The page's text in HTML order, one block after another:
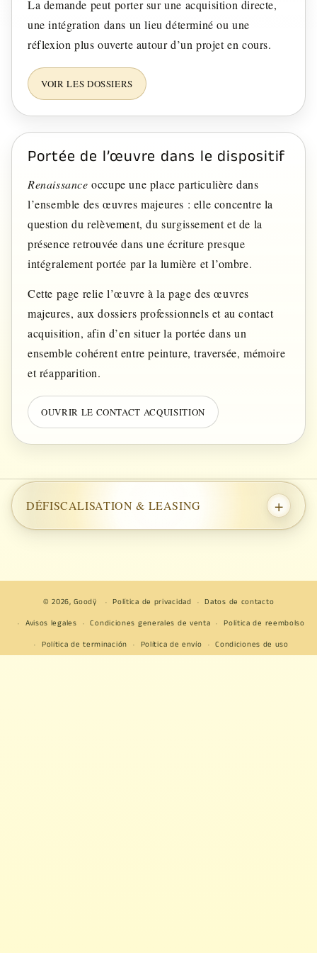
La demande peut porter sur une acquisition directe,
une intégration dans un lieu déterminé ou une
réflexion plus ouverte autour d’un projet en cours.
VOIR LES DOSSIERS
Portée de l’œuvre dans le dispositif
Renaissance occupe une place particulière dans
l’ensemble des œuvres majeures : elle concentre la
question du relèvement, du surgissement et de la
présence retrouvée dans une écriture presque
intégralement portée par la lumière et l’ombre.
Cette page relie l’œuvre à la page des œuvres
majeures, aux dossiers professionnels et au contact
acquisition, afin d’en situer la portée dans un
ensemble cohérent entre peinture, traversée, mémoire
et réapparition.
OUVRIR LE CONTACT ACQUISITION
DÉFISCALISATION & LEASING +
© 2026,Goodÿ Política de privacidad
Datos de contacto
Avisos legales
Condiciones generales de venta
Política de reembolso
Política de terminación
Política de envío Condiciones de uso